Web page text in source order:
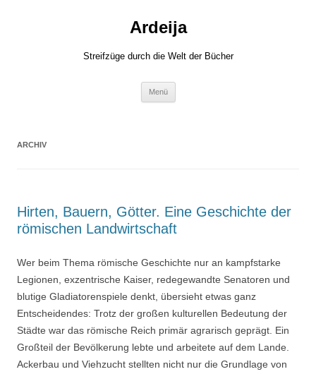
Ardeija
Streifzüge durch die Welt der Bücher
Menü
ARCHIV
Hirten, Bauern, Götter. Eine Geschichte der
römischen Landwirtschaft
Wer beim Thema römische Geschichte nur an kampfstarke
Legionen, exzentrische Kaiser, redegewandte Senatoren und
blutige Gladiatorenspiele denkt, übersieht etwas ganz
Entscheidendes: Trotz der großen kulturellen Bedeutung der
Städte war das römische Reich primär agrarisch geprägt. Ein
Großteil der Bevölkerung lebte und arbeitete auf dem Lande.
Ackerbau und Viehzucht stellten nicht nur die Grundlage von